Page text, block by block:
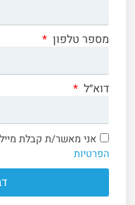
מספר טלפון
דוא״ל
אני מאשר/ת קבלת
הפרטיות